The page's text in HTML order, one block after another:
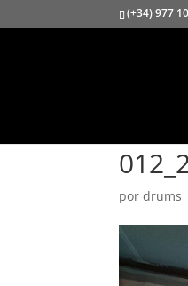
(+34) 977
pordrums